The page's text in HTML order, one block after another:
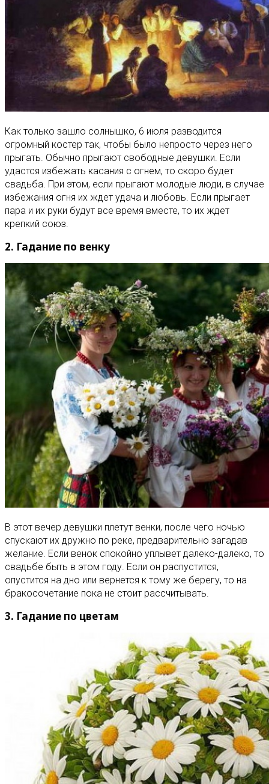
Как только зашло солнышко, 6 июля разводится
огромный костер так, чтобы было непросто через него
прыгать. Обычно прыгают свободные девушки. Если
удастся избежать касания с огнем, то скоро будет
свадьба. При этом, если прыгают молодые люди, в случае
избежания огня их ждет удача и любовь. Если прыгает
пара и их руки будут все время вместе, то их ждет
крепкий союз.
2. Гадание по венку
В этот вечер девушки плетут венки, после чего ночью
спускают их дружно по реке, предварительно загадав
желание. Если венок спокойно уплывет далеко-далеко, то
свадьбе быть в этом году. Если он распустится,
опустится на дно или вернется к тому же берегу, то на
бракосочетание пока не стоит рассчитывать.
3. Гадание по цветам